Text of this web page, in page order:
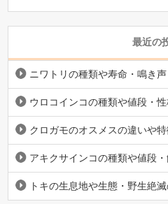
最近の
ニワトリの種類や寿命・鳴き
ウロコインコの種類や値段・
クロガモのオスメスの違いや
アキクサインコの種類や値段
トキの生息地や生態・野生絶